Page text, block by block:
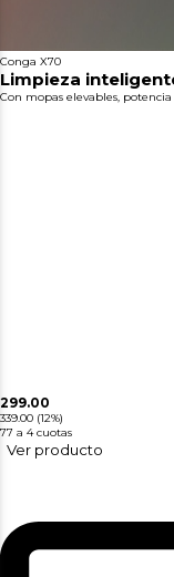
Conga X70
Limpieza
Con mopas elevables,
299.00
339.00 (12%)
77 a 4 cuotas
Ver producto